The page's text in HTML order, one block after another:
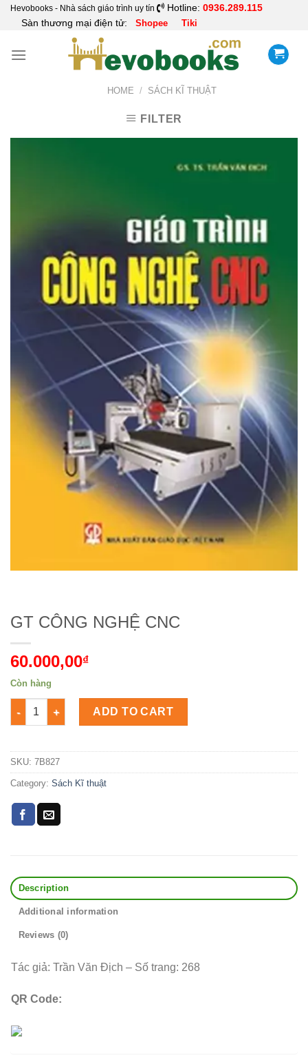
SkipHevobooks - Nhà sách giáo trình uy tín Hotline: 0936.289.115
Sàn thương mại điện tử: Shopee Tiki
HOME / SÁCH KĨ THUẬT
FILTER
GT CÔNG NGHỆ CNC
60.000,00₫
Còn hàng
GT CÔNG NGHỆ CNC Số lượng
ADD TO CART
SKU: 7B827
Category: Sách Kĩ thuật
Description
Additional information
Reviews (0)
Tác giả: Trần Văn Địch – Số trang: 268
QR Code: